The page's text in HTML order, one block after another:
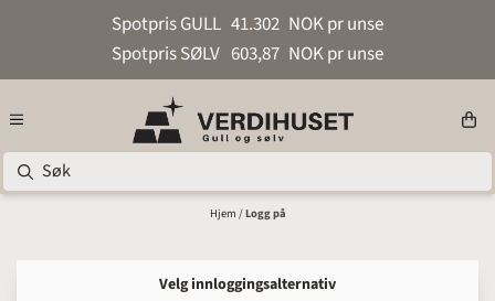
Spotpris GULL 41.302 NOK pr unse
Spotpris SØLV 603,87 NOK pr unse
Hjem /Logg på
Velg innloggingsalternativ